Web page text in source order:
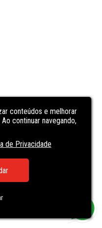
conteúdos e melhorar
continuar navegando,
de Privacidade